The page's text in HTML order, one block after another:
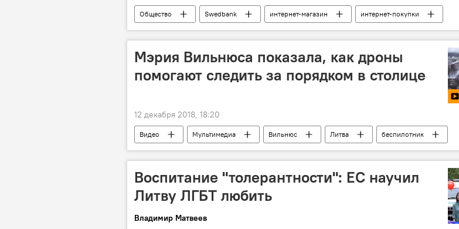
Общество Swedbank интернет-магазин
интернет-покупки
кибермошенничество
Мэрия Вильнюса показала, как дроны
помогают следить за порядком в столице
12 декабря 2018, 18:20
Видео Мультимедиа Вильнюс Литва беспилотник
Воспитание "толерантности": ЕС научил
Литву ЛГБТ любить
Владимир Матвеев